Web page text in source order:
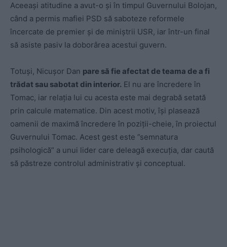
Aceeași atitudine a avut-o și în timpul Guvernului Bolojan,
când a permis mafiei PSD să saboteze reformele
încercate de premier și de miniștrii USR, iar într-un final
să asiste pasiv la doborârea acestui guvern.
Totuși, Nicușor Dan pare să fie afectat de teama de a fi
trădat sau sabotat din interior. El nu are încredere în
Tomac, iar relația lui cu acesta este mai degrabă setată
prin calcule matematice. Din acest motiv, își plasează
oamenii de maximă încredere în poziții-cheie, în proiectul
Guvernului Tomac. Acest gest este ”semnatura
psihologică” a unui lider care deleagă execuția, dar caută
să păstreze controlul administrativ și conceptual.